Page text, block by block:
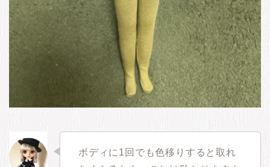
ボディに1回でも色移りすると取れ